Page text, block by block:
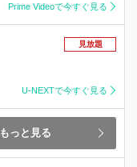
Prime Videoで今すぐ見る
見放題
U-NEXTで今すぐ見る
っと見る